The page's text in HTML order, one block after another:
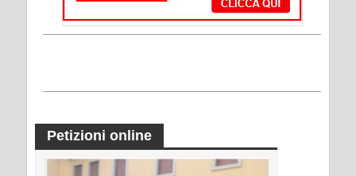
Petizioni online